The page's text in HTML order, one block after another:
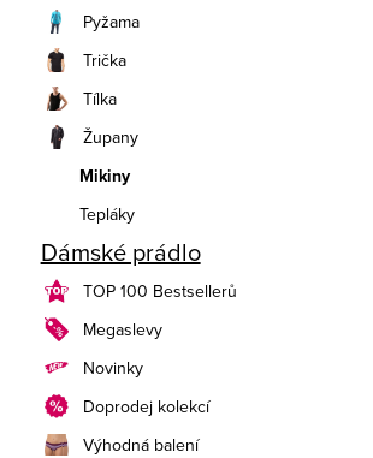
a
n
e
Pyžama
Trička
Tílka
Župany
Mikiny
Tepláky
Dámské prádlo
TOP 100 Bestsellerů
Megaslevy
Novinky
Doprodej kolekcí
Výhodná balení